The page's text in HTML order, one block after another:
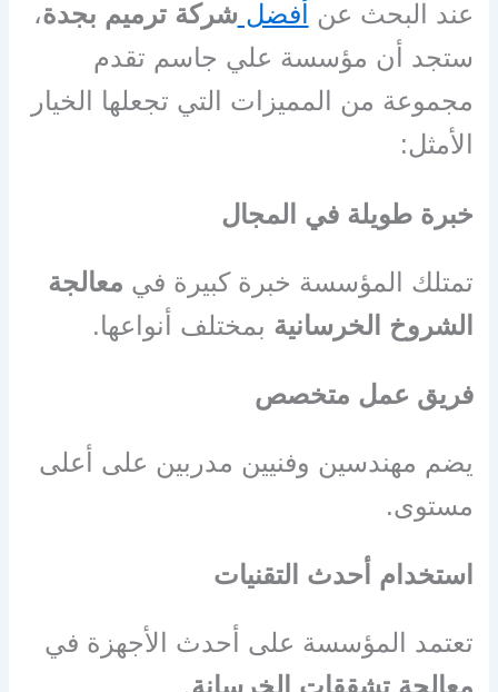
عند البحث عن أفضل شركة ترميم بجدة،
ستجد أن مؤسسة علي جاسم تقدم
مجموعة من المميزات التي تجعلها الخيار
الأمثل:
خبرة طويلة في المجال
تمتلك المؤسسة خبرة كبيرة في معالجة
الشروخ الخرسانية بمختلف أنواعها.
فريق عمل متخصص
يضم مهندسين وفنيين مدربين على أعلى
مستوى.
استخدام أحدث التقنيات
تعتمد المؤسسة على أحدث الأجهزة في
معالجة تشققات الخرسانة.